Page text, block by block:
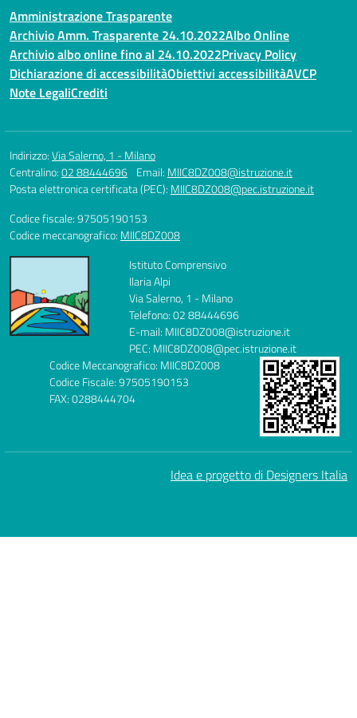
Amministrazione Trasparente
Archivio Amm. Trasparente 24.10.2022Albo Online
Archivio albo online fino al 24.10.2022Privacy Policy
Dichiarazione di accessibilitàObiettivi accessibilitàAVCP
Note LegaliCrediti
Indirizzo:Via Salerno, 1 - Milano
Centralino:02 88444696 Email: MIIC8DZ008@istruzione.it
Posta elettronica certificata (PEC): MIIC8DZ008@pec.istruzione.it
Codice fiscale: 97505190153
Codice meccanografico: MIIC8DZ008
Istituto Comprensivo
Ilaria Alpi
Via Salerno, 1 - Milano
Telefono: 02 88444696
E-mail: MIIC8DZ008@istruzione.it
PEC: MIIC8DZ008@pec.istruzione.it
Codice Meccanografico: MIIC8DZ008
Codice Fiscale: 97505190153
FAX: 0288444704
Idea e progetto di Designers Italia